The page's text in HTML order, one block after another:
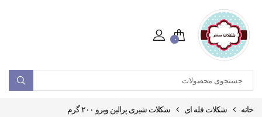
۰
خانه شکلات فله ای شکلات شیری پرالین وبرو ۲۰۰ گرم